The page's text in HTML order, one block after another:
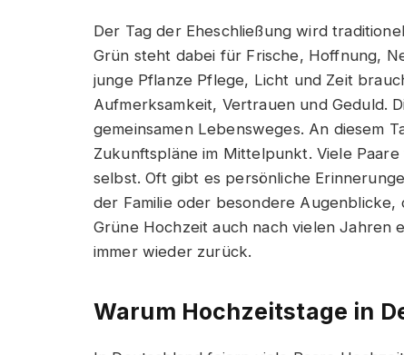
Der Tag der Eheschließung wird
Grün steht dabei für Frische, Hoffnung,
junge Pflanze Pflege, Licht und Zeit
Aufmerksamkeit, Vertrauen und Geduld.
gemeinsamen Lebensweges. An diesem
Zukunftspläne im Mittelpunkt. Viele
selbst. Oft gibt es persönliche
der Familie oder besondere
Grüne Hochzeit auch nach vielen Jahren
immer wieder zurück.
Warum Hochzeitstage in